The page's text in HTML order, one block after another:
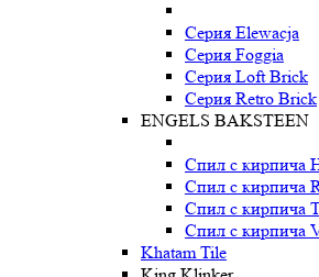
Серия Elewacja
Серия Foggia
Серия Loft Brick
Серия Retro Brick
ENGELS BAKSTEEN
Спил с кирпича
Спил с кирпича
Спил с кирпича
Спил с кирпича
Khatam Tile